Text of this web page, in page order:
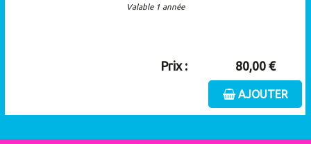
Valable 1 année
Prix : 80,00 €
AJOUTER